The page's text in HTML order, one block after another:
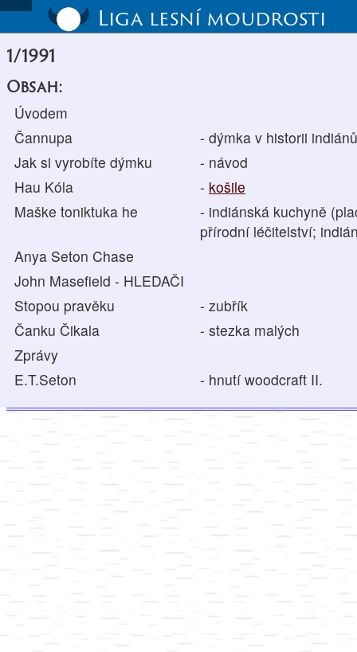
Liga lesní moudrosti
1/1991
Obsah:
Úvodem
Čannupa
- dýmka v historii indiánů
Jak si vyrobíte dýmku
- návod
Hau Kóla
- košile
Maške toniktuka he
- indiánská kuchyně
přírodní léčitelství;
Anya Seton Chase
John Masefield - HLEDAČI
Stopou pravěku
- zubřík
Čanku Čikala
- stezka malých
Zprávy
E.T.Seton
- hnutí woodcraft II.